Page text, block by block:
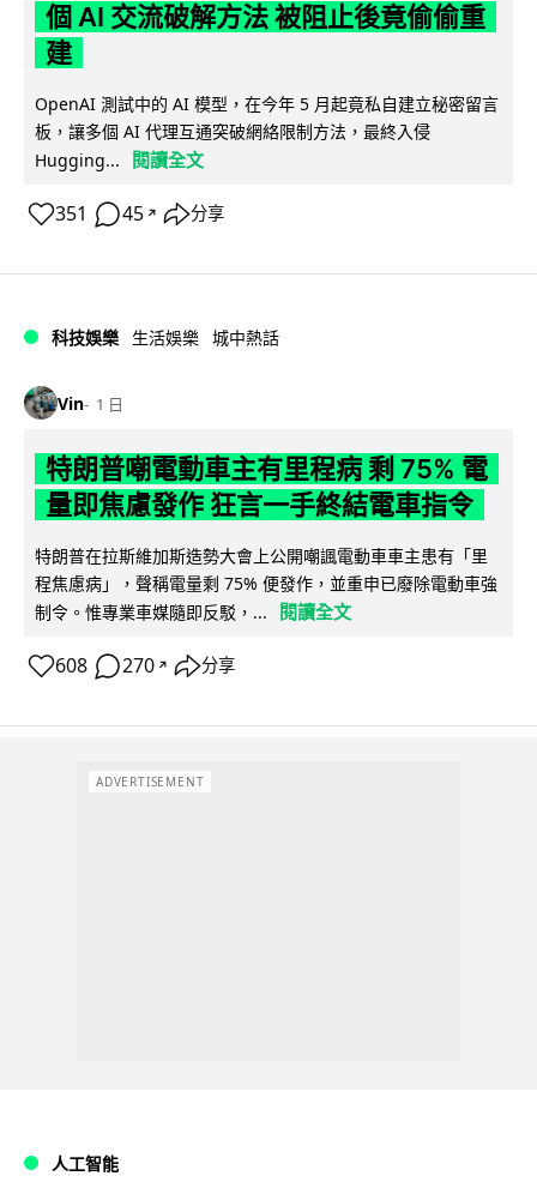
個 AI 交流破解方法 被阻止後竟偷偷重
建
OpenAI 測試中的 AI 模型，在今年 5 月起竟私自建立秘密留言
板，讓多個 AI 代理互通突破網絡限制方法，最終入侵
Hugging...
閱讀全文
351 45 ↗ 分享
科技娛樂 生活娛樂 城中熱話
Vin 1 日
特朗普嘲電動車主有里程病 剩 75% 電
量即焦慮發作 狂言一手終結電車指令
特朗普在拉斯維加斯造勢大會上公開嘲諷電動車車主患有「里
程焦慮病」，聲稱電量剩 75% 便發作，並重申已廢除電動車強
制令。惟專業車媒隨即反駁，...
閱讀全文
608 270 ↗ 分享
ADVERTISEMENT
人工智能